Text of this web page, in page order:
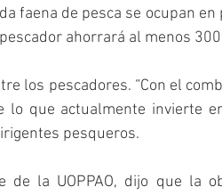
faena de pesca se ocupan
ahorrará al menos
los pescadores. “Con el
que actualmente invierte
pesqueros.
de la UOPPAO, dijo que la